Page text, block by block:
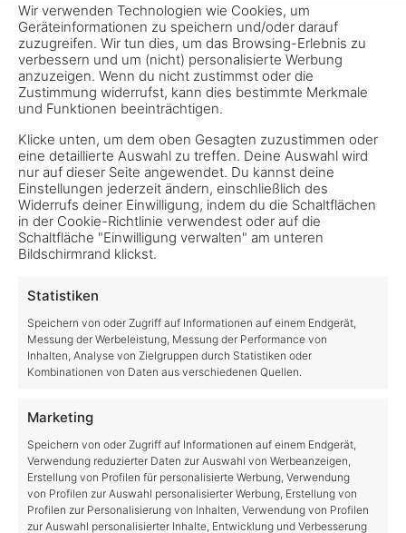
Wir verwenden Technologien wie Cookies, um
Geräteinformationen zu speichern und/oder darauf
zuzugreifen. Wir tun dies, um das Browsing-Erlebnis zu
verbessern und um (nicht) personalisierte Werbung
anzuzeigen. Wenn du nicht zustimmst oder die
Zustimmung widerrufst, kann dies bestimmte Merkmale
und Funktionen beeinträchtigen.
Klicke unten, um dem oben Gesagten zuzustimmen oder
eine detaillierte Auswahl zu treffen. Deine Auswahl wird
nur auf dieser Seite angewendet. Du kannst deine
Einstellungen jederzeit ändern, einschließlich des
Widerrufs deiner Einwilligung, indem du die Schaltflächen
in der Cookie-Richtlinie verwendest oder auf die
Schaltfläche "Einwilligung verwalten" am unteren
Bildschirmrand klickst.
Statistiken
Speichern von oder Zugriff auf Informationen auf einem Endgerät,
Messung der Werbeleistung, Messung der Performance von
Inhalten, Analyse von Zielgruppen durch Statistiken oder
Kombinationen von Daten aus verschiedenen Quellen.
Marketing
Speichern von oder Zugriff auf Informationen auf einem Endgerät,
Verwendung reduzierter Daten zur Auswahl von Werbeanzeigen,
Erstellung von Profilen für personalisierte Werbung, Verwendung
von Profilen zur Auswahl personalisierter Werbung, Erstellung von
Profilen zur Personalisierung von Inhalten, Verwendung von Profilen
zur Auswahl personalisierter Inhalte, Entwicklung und Verbesserung
LS25 Rabatt – jetzt 20 % günstiger im
Giants Store sichern!
Der LS25 Rabatt ist da! Wenn du den
hast du jetzt die Chance, richtig zu sparen.Im
offiziellen Giants Store bekommst du den PC-
Download 20